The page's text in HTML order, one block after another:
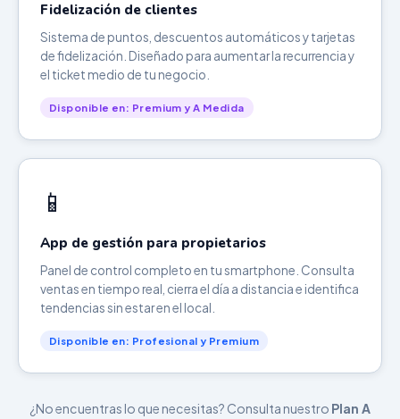
Fidelización de clientes
Sistema de puntos, descuentos automáticos y tarjetas
de fidelización. Diseñado para aumentar la recurrencia y
el ticket medio de tu negocio.
Disponible en: Premium y A Medida
📱
App de gestión para propietarios
Panel de control completo en tu smartphone. Consulta
ventas en tiempo real, cierra el día a distancia e identifica
tendencias sin estar en el local.
Disponible en: Profesional y Premium
¿No encuentras lo que necesitas? Consulta nuestro Plan A